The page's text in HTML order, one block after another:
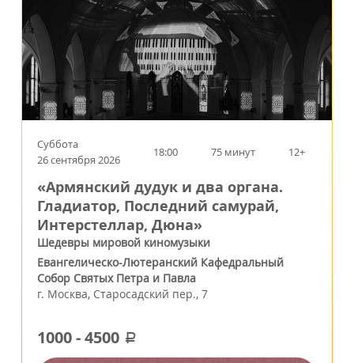
Суббота
26 сентября 2026
18:00 75 минут 12+
«Армянский дудук и два органа.
Гладиатор, Последний самурай,
Интерстеллар, Дюна»
Шедевры мировой киномузыки
Евангелическо-Лютеранский Кафедральный
Собор Святых Петра и Павла
г. Москва, Старосадский пер., 7
1000-4500 a